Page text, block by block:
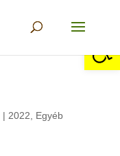
| 2022
Egyéb